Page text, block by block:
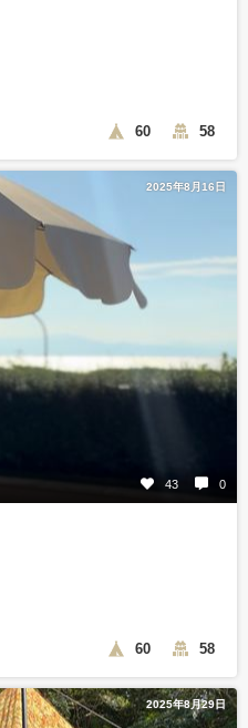
60 58
2025年8月16日
43 0
60 58
2025年8月29日